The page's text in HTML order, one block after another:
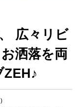
広々リビ
洒落を両